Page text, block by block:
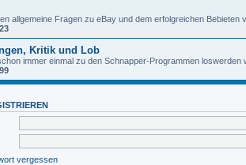
allgemeine Fragen zu eBay und dem erfolgreichen Bebieten
23
Kritik und Lob
immer einmal zu den Schnapper-Programmen loswerden
99
vergessen